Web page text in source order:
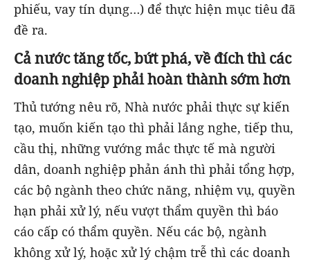
phiếu, vay tín dụng…) để thực hiện mục tiêu đã
đề ra.
Cả nước tăng tốc, bứt phá, về đích thì các
doanh nghiệp phải hoàn thành sớm hơn
Thủ tướng nêu rõ, Nhà nước phải thực sự kiến
tạo, muốn kiến tạo thì phải lắng nghe, tiếp thu,
cầu thị, những vướng mắc thực tế mà người
dân, doanh nghiệp phản ánh thì phải tổng hợp,
các bộ ngành theo chức năng, nhiệm vụ, quyền
hạn phải xử lý, nếu vượt thẩm quyền thì báo
cáo cấp có thẩm quyền. Nếu các bộ, ngành
không xử lý, hoặc xử lý chậm trễ thì các doanh